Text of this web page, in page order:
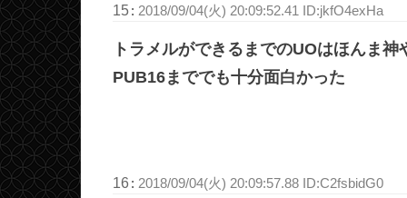
15: 2018/09/04(火) 20:09:52.41 ID:jkfO4exHa
トラメルができるまでのUOはほんま神
PUB16まででも十分面白かった
16 : 2018/09/04(火) 20:09:57.88 ID:C2fsbidG0